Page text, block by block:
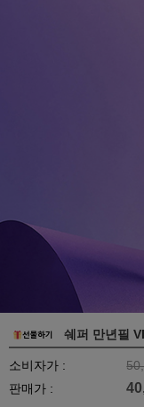
쉐퍼 만년필
소비자가 :
판매가 :